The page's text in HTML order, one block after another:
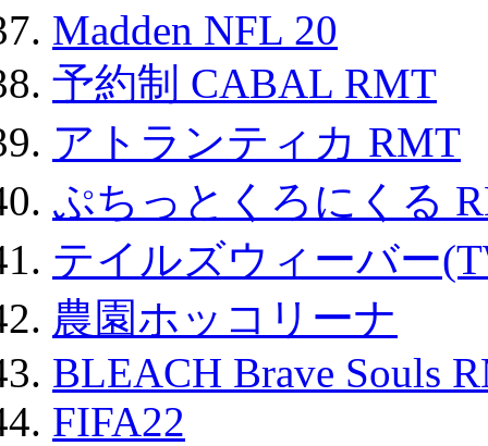
Madden NFL 20
予約制 CABAL RMT
アトランティカ RMT
ぷちっとくろにくる
テイルズウィーバー
農園ホッコリーナ
BLEACH Brave Souls
FIFA22